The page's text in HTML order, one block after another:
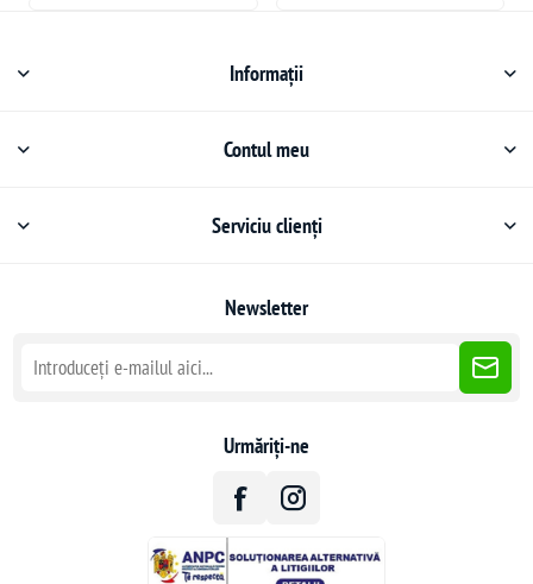
Informații
Contul meu
Serviciu clienți
Newsletter
Urmăriți-ne